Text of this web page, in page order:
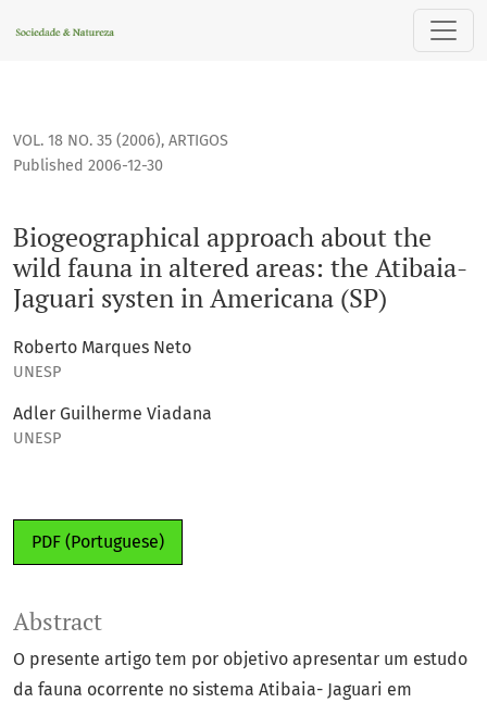
Biogeographical approach about the wild fauna in altered
VOL. 18 NO. 35 (2006), ARTIGOS
Biogeographical approach about the
wild fauna in altered areas: the Atibaia-
Jaguari systen in Americana (SP)
Published 2006-12-30
Roberto Marques Neto
UNESP
Adler Guilherme Viadana
UNESP
PDF (Portuguese)
Abstract
O presente artigo tem por objetivo apresentar um estudo
da fauna ocorrente no sistema Atibaia- Jaguari em